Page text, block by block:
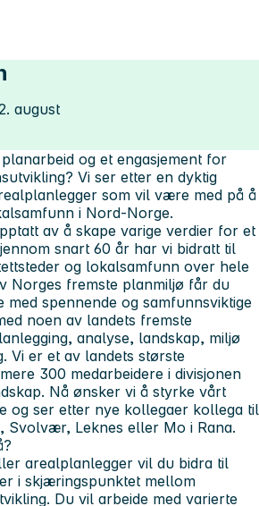
august
og et engasjement for
Vi ser etter en dyktig
som vil være med på å
i Nord-Norge.
av å skape varige verdier for et
snart 60 år har vi bidratt til
og lokalsamfunn over hele
Norges fremste planmiljø får du
med spennende og samfunnsviktige
noen av landets fremste
analyse, landskap, miljø
Vi er et av landets største
300 medarbeidere i divisjonen
Nå ønsker vi å styrke vårt
og ser etter nye kollegaer kollega til
Svolvær, Leknes eller Mo i Rana.
arealplanlegger vil du bidra til
i skjæringspunktet mellom
Du vil arbeide med varierte